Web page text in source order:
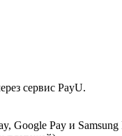
сервис PayU.
Google Pay и Samsung